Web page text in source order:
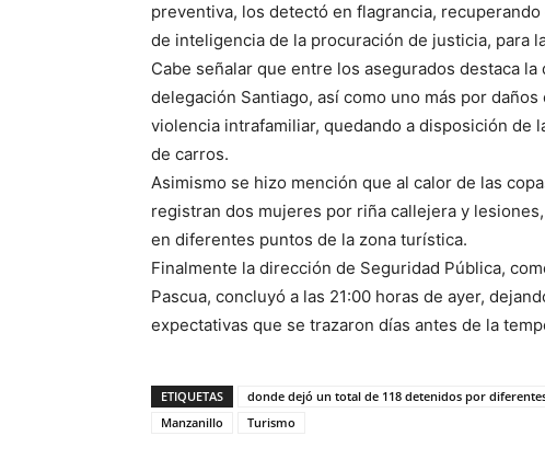
preventiva, los detectó en flagrancia,
de inteligencia de la procuración de justicia, para
Cabe señalar que entre los asegurados destaca
delegación Santiago, así como uno más por
violencia intrafamiliar, quedando a disposición de
de carros.
Asimismo se hizo mención que al calor de las
registran dos mujeres por riña callejera y
en diferentes puntos de la zona turística.
Finalmente la dirección de Seguridad Pública,
Pascua, concluyó a las 21:00 horas de ayer,
expectativas que se trazaron días antes de la
ETIQUETAS donde dejó un total de 118 detenidos por
Manzanillo
Turismo